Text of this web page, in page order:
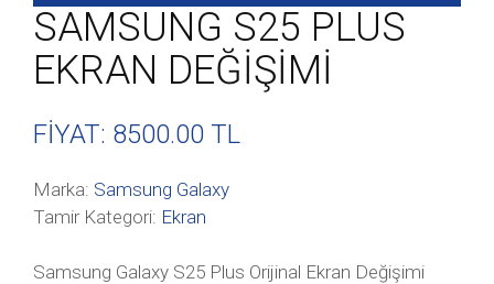
SAMSUNG S25 PLUS
EKRAN DEĞİŞİMİ
FİYAT: 8500.00 TL
Marka: Samsung Galaxy
Tamir Kategori: Ekran
Samsung Galaxy S25 Plus Orijinal Ekran Değişimi